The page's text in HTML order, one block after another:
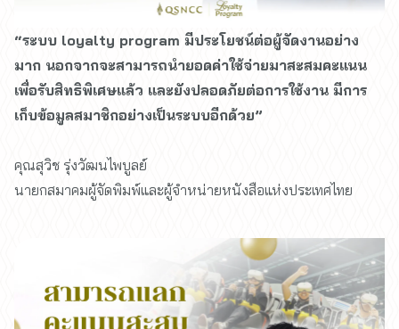
“ระบบ loyalty program มีประโยชน์ต่อผู้จัดงานอย่าง
มาก นอกจากจะสามารถนำยอดค่าใช้จ่ายมาสะสมคะแนน
เพื่อรับสิทธิพิเศษแล้ว และยังปลอดภัยต่อการใช้งาน มีการ
เก็บข้อมูลสมาชิกอย่างเป็นระบบอีกด้วย”
คุณสุวิช รุ่งวัฒนไพบูลย์
นายกสมาคมผู้จัดพิมพ์และผู้จำหน่ายหนังสือแห่งประเทศไทย